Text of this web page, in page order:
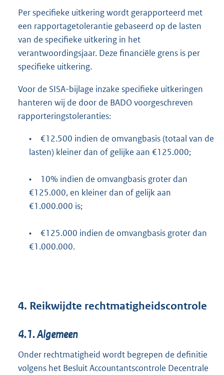
Per specifieke uitkering wordt gerapporteerd met
een rapportagetolerantie gebaseerd op de lasten
van de specifieke uitkering in het
verantwoordingsjaar. Deze financiële grens is per
specifieke uitkering.
Voor de SISA-bijlage inzake specifieke uitkeringen
hanteren wij de door de BADO voorgeschreven
rapporteringstoleranties:
•
€12.500 indien de omvangbasis (totaal van de
lasten) kleiner dan of gelijke aan €125.000;
•
10% indien de omvangbasis groter dan
€125.000, en kleiner dan of gelijk aan
€1.000.000 is;
•
€125.000 indien de omvangbasis groter dan
€1.000.000.
4. Reikwijdte rechtmatigheidscontrole
4.1.Algemeen
Onder rechtmatigheid wordt begrepen de definitie
volgens het Besluit Accountantscontrole Decentrale